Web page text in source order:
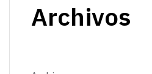
Archivos